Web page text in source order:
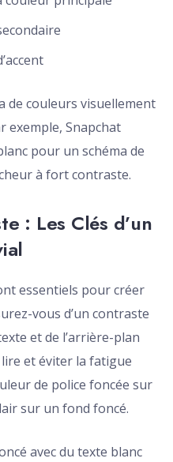
de couleurs visuellement
exemple, Snapchat
pour un schéma de
à fort contraste.
: Les Clés d’un
essentiels pour créer
vous d’un contraste
et de l’arrière-plan
et éviter la fatigue
de police foncée sur
sur un fond foncé.
avec du texte blanc